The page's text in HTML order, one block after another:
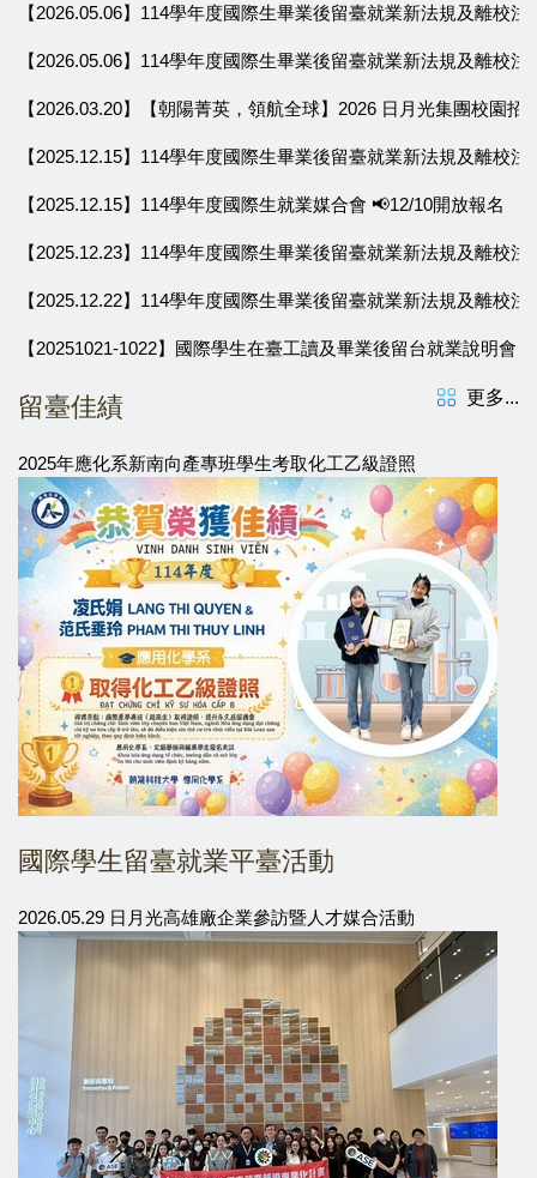
【2026.05.06】114學年度國際生畢業後留臺就業新法規及離校
【2026.05.06】114學年度國際生畢業後留臺就業新法規及離校
【2026.03.20】【朝陽菁英，領航全球】2026 日月光集團校園
【2025.12.15】114學年度國際生畢業後留臺就業新法規及離校
【2025.12.15】114學年度國際生就業媒合會 📢12/10開放報名
【2025.12.23】114學年度國際生畢業後留臺就業新法規及離校
【2025.12.22】114學年度國際生畢業後留臺就業新法規及離校
【20251021-1022】國際學生在臺工讀及畢業後留台就業說明會
更多...
留臺佳績
2025年應化系新南向產專班學生考取化工乙級證照
國際學生留臺就業平臺活動
2026.05.29 日月光高雄廠企業參訪暨人才媒合活動